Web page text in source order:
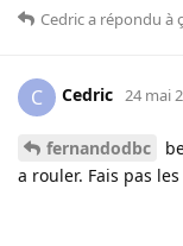
Cedrica répondu à
C Cedric 24 mai
fernandodbc
a rouler. Fais pas